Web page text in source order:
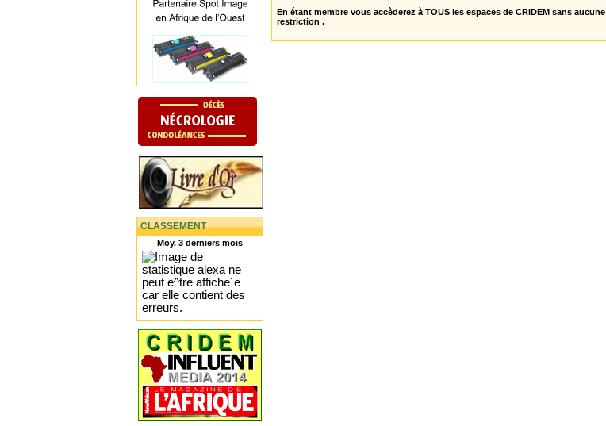
CLASSEMENT
Moy. 3 derniers mois
En étant membre vous accèderez à TOUS les espaces de CRIDEM sans aucune
restriction .